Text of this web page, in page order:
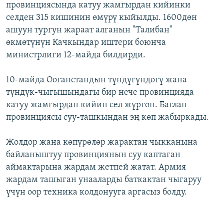
провинциясында катуу жамгырдан кийинки
селден 315 кишинин өмүрү кыйылды. 1600дөн
ашуун тургун жараат алганын "Талибан"
өкмөтүнүн Качкындар иштери боюнча
министрлиги 12-майда билдирди.
10-майда Ооганстандын түндүгүндөгү жана
түндүк-чыгышындагы бир нече провинцияда
катуу жамгырдан кийин сел жүргөн. Баглан
провинциясы суу-ташкындан эң көп жабыркады.
Жолдор жана көпүрөлөр жарактан чыкканына
байланыштуу провинциянын суу каптаган
аймактарына жардам жетпей жатат. Армия
жардам ташыган унааларды баткактан чыгаруу
үчүн оор техника колдонууга аргасыз болду.